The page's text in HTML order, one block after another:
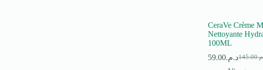
CeraVe Crème
Nettoyante
100ML
145.00
Leد.م.59.00
Le